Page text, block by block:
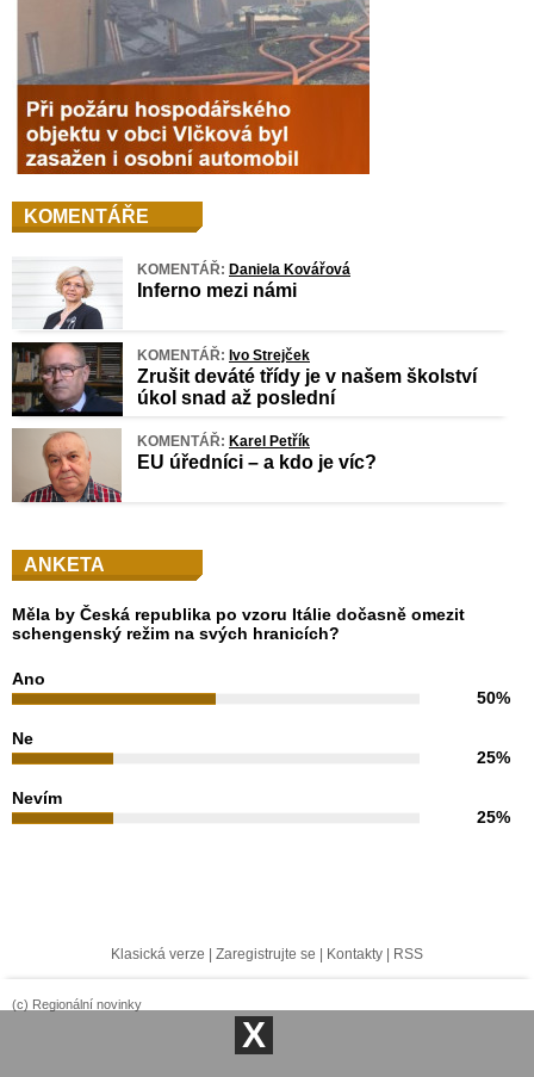
KOMENTÁŘE
KOMENTÁŘ: Daniela Kovářová
Inferno mezi námi
KOMENTÁŘ: Ivo Strejček
Zrušit deváté třídy je v našem školství
úkol snad až poslední
KOMENTÁŘ: Karel Petřík
EU úředníci – a kdo je víc?
ANKETA
Měla by Česká republika po vzoru Itálie dočasně omezit
schengenský režim na svých hranicích?
Ano
50%
Ne
25%
Nevím
25%
Klasická verze Zaregistrujte se Kontakty RSS
(c) Regionální novinky
X